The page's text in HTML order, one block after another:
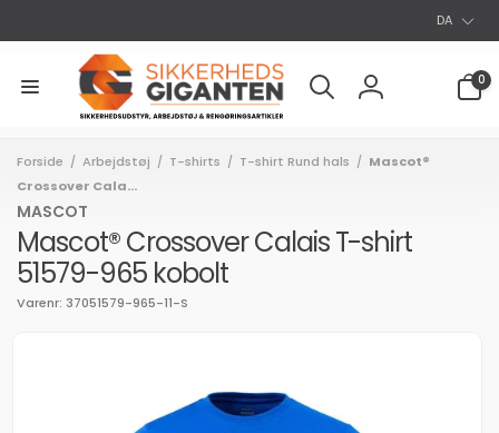
p
DA
Log
0
0
varer
Forside / Arbejdstøj / T-shirts / T-shirt Rund hals / Mascot®
Crossover Cala...
MASCOT
Mascot® Crossover Calais T-shirt
51579-965 kobolt
Varenr: 37051579-965-11-S